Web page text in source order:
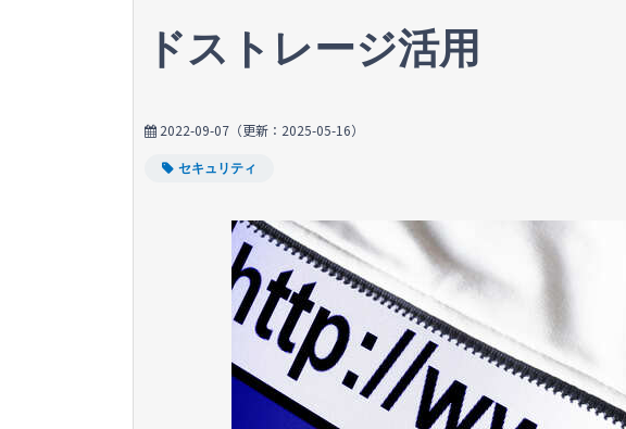
ドストレージ活用
2022-09-07 （更新： 2025-05-16）
セキュリティ